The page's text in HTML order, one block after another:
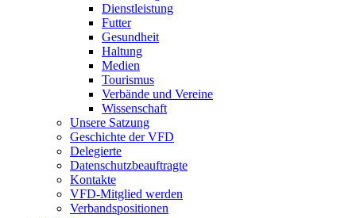
Dienstleistung
Futter
Gesundheit
Haltung
Medien
Tourismus
Verbände und Vereine
Wissenschaft
Unsere Satzung
Geschichte der VFD
Delegierte
Datenschutzbeauftragte
Kontakte
VFD-Mitglied werden
Verbandspositionen